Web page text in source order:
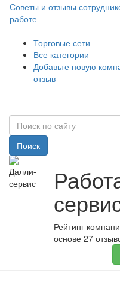
Советы и отзывы
работе
Торговые сети
Все категории
Добавьте новую
отзыв
Поиск
Рейтинг
основе 27